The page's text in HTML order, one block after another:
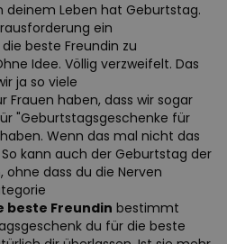
deinem Leben hat Geburtstag.
ein
beste Freundin zu
Idee. Völlig verzweifelt. Das
ja so viele
Frauen haben, dass wir sogar
"Geburtstagsgeschenke für
Wenn das mal nicht das
kann auch der Geburtstag der
dass du die Nerven
beste Freundin bestimmt
du für die beste